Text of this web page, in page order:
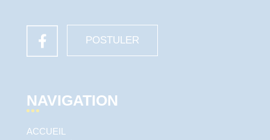
POSTULER
NAVIGATION
ACCUEIL